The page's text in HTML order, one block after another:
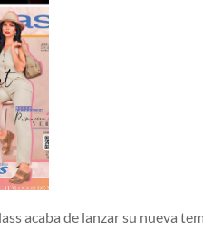
acaba de lanzar su nueva